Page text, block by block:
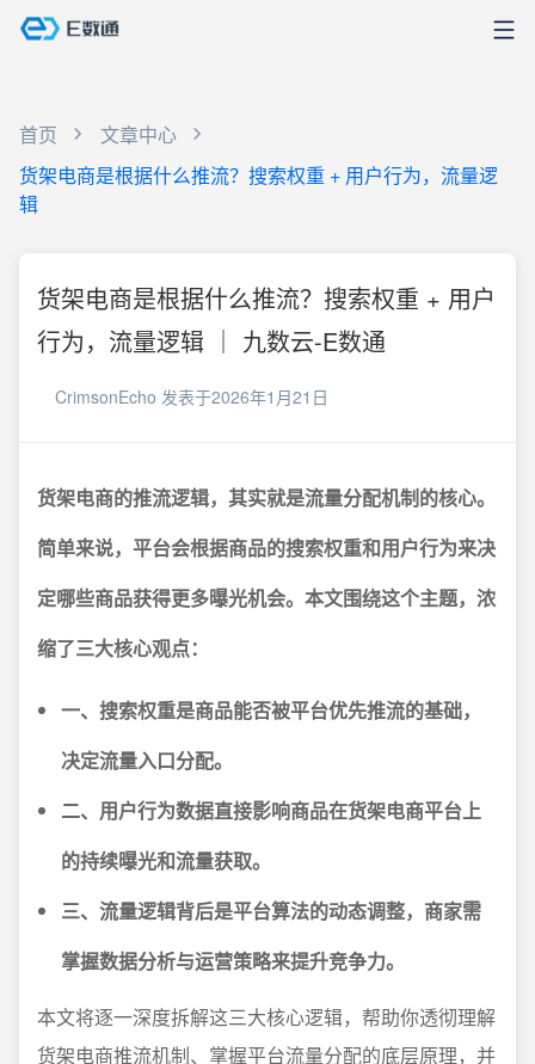
首页
文章中心
货架电商是根据什么推流？搜索权重 + 用户行为，流量逻
辑
货架电商是根据什么推流？搜索权重 + 用户
行为，流量逻辑 ｜ 九数云-E数通
CrimsonEcho 发表于2026年1月21日
货架电商的推流逻辑，其实就是流量分配机制的核心。
简单来说，平台会根据商品的搜索权重和用户行为来决
定哪些商品获得更多曝光机会。本文围绕这个主题，浓
缩了三大核心观点：
一、搜索权重是商品能否被平台优先推流的基础，
决定流量入口分配。
二、用户行为数据直接影响商品在货架电商平台上
的持续曝光和流量获取。
三、流量逻辑背后是平台算法的动态调整，商家需
掌握数据分析与运营策略来提升竞争力。
本文将逐一深度拆解这三大核心逻辑，帮助你透彻理解
货架电商推流机制、掌握平台流量分配的底层原理，并